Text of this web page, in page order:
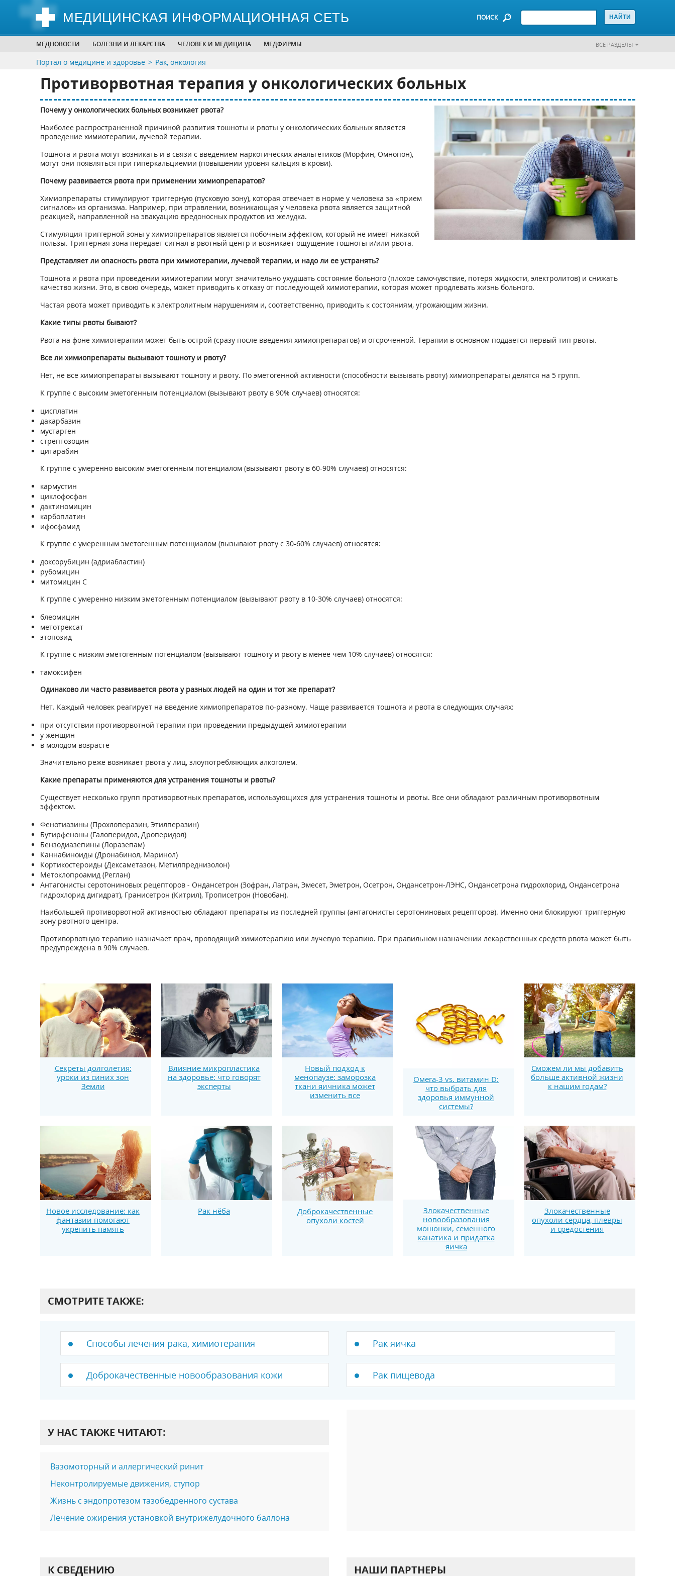
МЕДИЦИНСКАЯ ИНФОРМАЦИОННАЯ СЕТЬ ПОИСК
МЕДНОВОСТИ БОЛЕЗНИ И ЛЕКАРСТВА ЧЕЛОВЕК И МЕДИЦИНА МЕДФИРМЫ ВСЕ РАЗДЕЛЫ
Портал о медицине и здоровье Рак, онкология
Противорвотная терапия у онкологических больных
Почему у онкологических больных возникает рвота?
Наиболее распространенной причиной развития тошноты и рвоты у онкологических больных является
проведение химиотерапии, лучевой терапии.
Тошнота и рвота могут возникать и в связи с введением наркотических анальгетиков (Морфин, Омнопон),
могут они появляться при гиперкальциемии (повышении уровня кальция в крови).
Почему развивается рвота при применении химиопрепаратов?
Химиопрепараты стимулируют триггерную (пусковую зону), которая отвечает в норме у человека за «прием
сигналов» из организма. Например, при отравлении, возникающая у человека рвота является защитной
реакцией, направленной на эвакуацию вредоносных продуктов из желудка.
Стимуляция триггерной зоны у химиопрепаратов является побочным эффектом, который не имеет никакой
пользы. Триггерная зона передает сигнал в рвотный центр и возникает ощущение тошноты и/или рвота.
Представляет ли опасность рвота при химиотерапии, лучевой терапии, и надо ли ее устранять?
Тошнота и рвота при проведении химиотерапии могут значительно ухудшать состояние больного (плохое самочувствие, потеря жидкости, электролитов) и снижать
качество жизни. Это, в свою очередь, может приводить к отказу от последующей химиотерапии, которая может продлевать жизнь больного.
Частая рвота может приводить к электролитным нарушениям и, соответственно, приводить к состояниям, угрожающим жизни.
Какие типы рвоты бывают?
Рвота на фоне химиотерапии может быть острой (сразу после введения химиопрепаратов) и отсроченной. Терапии в основном поддается первый тип рвоты.
Все ли химиопрепараты вызывают тошноту и рвоту?
Нет, не все химиопрепараты вызывают тошноту и рвоту. По эметогенной активности (способности вызывать рвоту) химиопрепараты делятся на 5 групп.
К группе с высоким эметогенным потенциалом (вызывают рвоту в 90% случаев) относятся:
цисплатин
дакарбазин
мустарген
стрептозоцин
цитарабин
К группе с умеренно высоким эметогенным потенциалом (вызывают рвоту в 60-90% случаев) относятся:
кармустин
циклофосфан
дактиномицин
карбоплатин
ифосфамид
К группе с умеренным эметогенным потенциалом (вызывают рвоту с 30-60% случаев) относятся:
доксорубицин (адриабластин)
рубомицин
митомицин С
К группе с умеренно низким эметогенным потенциалом (вызывают рвоту в 10-30% случаев) относятся:
блеомицин
метотрексат
этопозид
К группе с низким эметогенным потенциалом (вызывают тошноту и рвоту в менее чем 10% случаев) относятся:
тамоксифен
Одинаково ли часто развивается рвота у разных людей на один и тот же препарат?
Нет. Каждый человек реагирует на введение химиопрепаратов по-разному. Чаще развивается тошнота и рвота в следующих случаях:
при отсутствии противорвотной терапии при проведении предыдущей химиотерапии
у женщин
в молодом возрасте
Значительно реже возникает рвота у лиц, злоупотребляющих алкоголем.
Какие препараты применяются для устранения тошноты и рвоты?
Существует несколько групп противорвотных препаратов, использующихся для устранения тошноты и рвоты. Все они обладают различным противорвотным
эффектом.
Фенотиазины (Прохлоперазин, Этилперазин)
Бутирфеноны (Галоперидол, Дроперидол)
Бензодиазепины (Лоразепам)
Каннабиноиды (Дронабинол, Маринол)
Кортикостероиды (Дексаметазон, Метилпреднизолон)
Метоклопроамид (Реглан)
Антагонисты серотониновых рецепторов - Ондансетрон (Зофран, Латран, Эмесет, Эметрон, Осетрон, Ондансетрон-ЛЭНС, Ондансетрона гидрохлорид, Ондансетрона
гидрохлорид дигидрат), Гранисетрон (Китрил), Трописетрон (Новобан).
Наибольшей противорвотной активностью обладают препараты из последней группы (антагонисты серотониновых рецепторов). Именно они блокируют триггерную
зону рвотного центра.
Противорвотную терапию назначает врач, проводящий химиотерапию или лучевую терапию. При правильном назначении лекарственных средств рвота может быть
предупреждена в 90% случаев.
Секреты долголетия:
уроки из синих зон
Земли
Влияние микропластика
на здоровье: что говорят
эксперты
Новый подход к
менопаузе: заморозка
ткани яичника может
изменить все
Омега-3 vs. витамин D:
что выбрать для
здоровья иммунной
системы?
Сможем ли мы добавить
больше активной жизни
к нашим годам?
Новое исследование: как
фантазии помогают
укрепить память
Рак нёба
Доброкачественные
опухоли костей
Злокачественные
новообразования
мошонки, семенного
канатика и придатка
яичка
Злокачественные
опухоли сердца, плевры
и средостения
СМОТРИТЕ ТАКЖЕ:
Способы лечения рака, химиотерапия Рак яичка
Доброкачественные новообразования кожи Рак пищевода
У НАС ТАКЖЕ ЧИТАЮТ:
Вазомоторный и аллергический ринит
Неконтролируемые движения, ступор
Жизнь с эндопротезом тазобедренного сустава
Лечение ожирения установкой внутрижелудочного баллона
К СВЕДЕНИЮ НАШИ ПАРТНЕРЫ